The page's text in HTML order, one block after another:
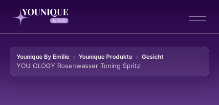
Younique By Emilie Younique Produkte Gesicht
YOU OLOGY Rosenwasser Toning Spritz